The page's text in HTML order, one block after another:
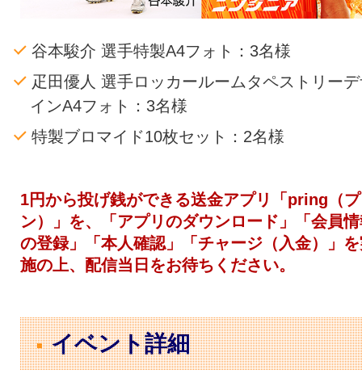
谷本駿介 選手特製A4フォト：3名様
疋田優人 選手ロッカールームタペストリー
インA4フォト：3名様
特製ブロマイド10枚セット：2名様
1円から投げ銭ができる送金アプリ「pring（
ン）」を、「アプリのダウンロード」「会員
の登録」「本人確認」「チャージ（入金）」
施の上、配信当日をお待ちください。
イベント詳細